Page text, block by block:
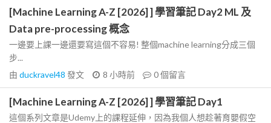
[Machine Learning A-Z [2026] ] 學習筆記 Day2 ML 及
Data pre-processing 概念
一邊要上課一邊還要寫這個不容易! 整個machine learning分成三個
步...
由 duckravel48 發文 8 小時前 0個留言
[Machine Learning A-Z [2026] ] 學習筆記 Day1
這個系列文章是Udemy上的課程延伸，因為我個人想趁著育嬰假空